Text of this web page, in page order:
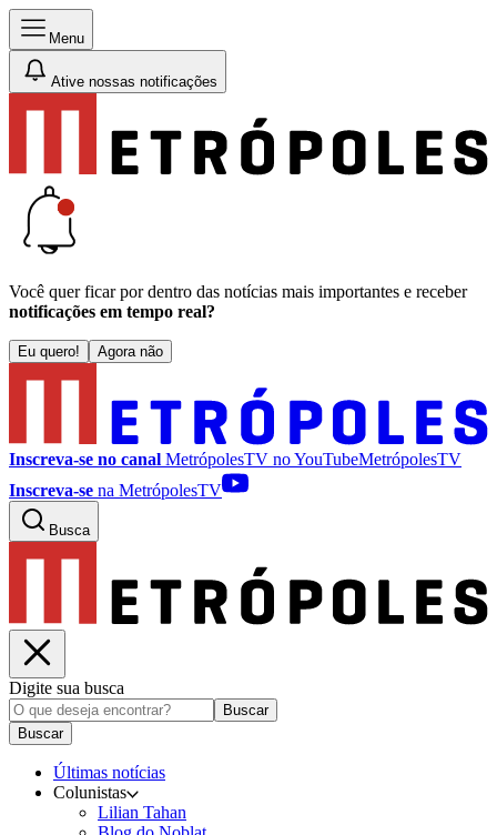
Menu
Ative nossas notificações
Você quer ficar por dentro das notícias mais importantes e receber
notificações em tempo real?
Eu quero! Agora não
Inscreva-se no canal MetrópolesTV noYouTubeMetrópolesTV
Inscreva-se na MetrópolesTV
Busca
Digite sua busca
Buscar
Buscar
Últimas notícias
Colunistas
Lilian Tahan